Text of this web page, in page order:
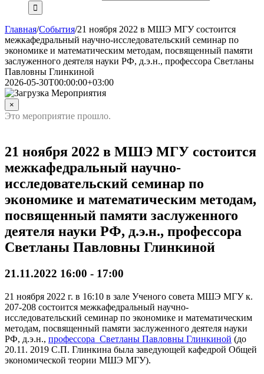
Главная/События/21 ноября 2022 в МШЭ МГУ состоится
межкафедральный научно-исследовательский семинар по
экономике и математическим методам, посвященный памяти
заслуженного деятеля науки РФ, д.э.н., профессора Светланы
Павловны Глинкиной
2026-05-30T00:00:00+03:00
×
Это мероприятие прошло.
21 ноября 2022 в МШЭ МГУ состоится
межкафедральный научно-
исследовательский семинар по
экономике и математическим методам,
посвященный памяти заслуженного
деятеля науки РФ, д.э.н., профессора
Светланы Павловны Глинкиной
21.11.2022 16:00 - 17:00
21 ноября 2022 г. в 16:10 в зале Ученого совета МШЭ МГУ к.
207-208 состоится межкафедральный научно-
исследовательский семинар по экономике и математическим
методам, посвященный памяти заслуженного деятеля науки
РФ, д.э.н., профессора Светланы Павловны Глинкиной (до
20.11. 2019 С.П. Глинкина была заведующей кафедрой Общей
экономической теории МШЭ МГУ).